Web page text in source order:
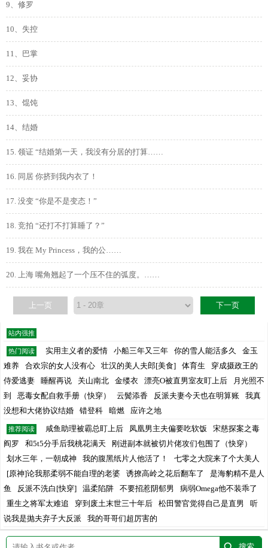
9、修罗
10、失控
11、巴掌
12、妥协
13、馄饨
14、结婚
15. 领证 “结婚第一天，我没有分居的打算……
16. 同居 你挤到我内衣了！
17. 没变 “你是不是变态！”
18. 竞拍 “还打不打算睡了？”
19. 我在 My Princess，我的公……
20. 上海 嘴角翘起了一个压不住的弧度。……
上一页 下一页
站内强推
热门阅读 实用主义者的爱情 小船三年又三年 你的雪人能活多久
金玉
难养
合欢宗的女人没有心 壮汉的美人夫郎[美食] 体育生
穿成摄政王的
侍爱逃妻
睡醒再说 关山南北 金缕衣 漂亮O被直男室友盯上后
月光照不
到
恶毒女配自救手册（快穿） 云鬓添香 反派夫妻今天也在明算账
我真
没想和大佬协议结婚
错登科 暗燃 应许之地
推荐阅读 咸鱼助理被霸总盯上后 凤凰男主夫偏要吃软饭
宋慈探案之毒
阎罗
和5t5分手后我桃花满天
刚进副本就被切片佬攻们包围了（快穿）
划水三年，一朝成神
我的腹黑纸片人他活了！
七零之大院来了个大美人
[原神]论我那柔弱不能自理的老婆
诱撩高岭之花后翻车了
是海豹精不是人
鱼
反派不洗白[快穿] 温柔陷阱 不要招惹阴郁男
病弱Omega他不装乖了
重生之将军太难追
穿到废土末世三十年后 松田警官觉得自己是直男
听
说我是抛夫弃子大反派
我的哥哥们超厉害的